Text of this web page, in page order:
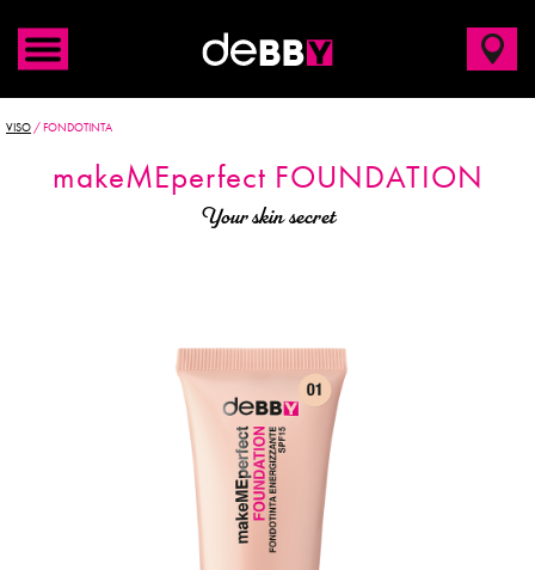
VISO /FONDOTINTA
makeMEperfect FOUNDATION
Your skin secret